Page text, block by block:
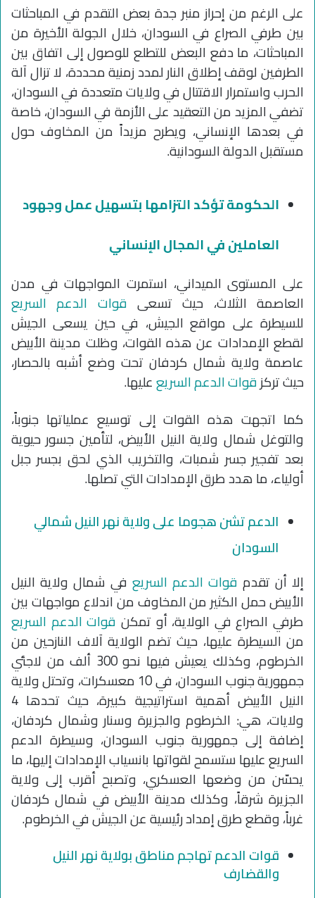
على الرغم من إحراز منبر جدة بعض التقدم في المباحثات
بين طرفي الصراع في السودان، خلال الجولة الأخيرة من
المباحثات، ما دفع البعض للتطلع للوصول إلى اتفاق بين
الطرفين لوقف إطلاق النار لمدد زمنية محددة، لا تزال آلة
الحرب واستمرار الاقتتال في ولايات متعددة في السودان،
تضفي المزيد من التعقيد على الأزمة في السودان، خاصة
في بعدها الإنساني، ويطرح مزيداً من المخاوف حول
مستقبل الدولة السودانية.
الحكومة تؤكد التزامها بتسهيل عمل وجهود
العاملين في المجال الإنساني
على المستوى الميداني، استمرت المواجهات في مدن
العاصمة الثلاث، حيث تسعى قوات الدعم السريع
للسيطرة على مواقع الجيش، في حين يسعى الجيش
لقطع الإمدادات عن هذه القوات، وظلت مدينة الأبيض
عاصمة ولاية شمال كردفان تحت وضع أشبه بالحصار،
حيث تركزقوات الدعم السريععليها.
كما اتجهت هذه القوات إلى توسيع عملياتها جنوباً،
والتوغل شمال ولاية النيل الأبيض، لتأمين جسور حيوية
بعد تفجير جسر شمبات، والتخريب الذي لحق بجسر جبل
أولياء، ما هدد طرق الإمدادات التي تصلها.
الدعم تشن هجوما على ولاية نهر النيل شمالي
السودان
إلا أن تقدم قوات الدعم السريع في شمال ولاية النيل
الأبيض حمل الكثير من المخاوف من اندلاع مواجهات بين
طرفي الصراع في الولاية، أو تمكن قوات الدعم السريع
من السيطرة عليها، حيث تضم الولاية آلاف النازحين من
الخرطوم، وكذلك يعيش فيها نحو 300 ألف من لاجئي
جمهورية جنوب السودان، في 10 معسكرات، وتحتل ولاية
النيل الأبيض أهمية استراتيجية كبيرة، حيث تحدها 4
ولايات، هي: الخرطوم والجزيرة وسنار وشمال كردفان،
إضافة إلى جمهورية جنوب السودان، وسيطرة الدعم
السريع عليها ستسمح لقواتها بانسياب الإمدادات إليها، ما
يحسّن من وضعها العسكري، وتصبح أقرب إلى ولاية
الجزيرة شرقاً، وكذلك مدينة الأبيض في شمال كردفان
غرباً، وقطع طرق إمداد رئيسية عن الجيش في الخرطوم.
قوات الدعم تهاجم مناطق بولاية نهر النيل
والقضارف